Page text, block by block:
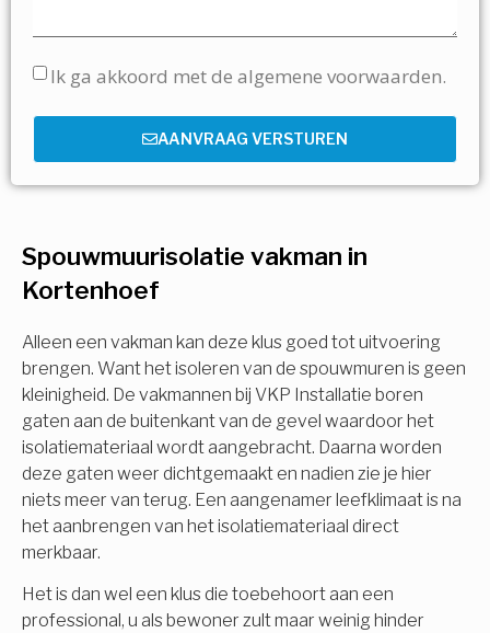
Spouwmuurisolatie vakman in
Kortenhoef
Alleen een vakman kan deze klus goed tot uitvoering
brengen. Want het isoleren van de spouwmuren is geen
kleinigheid. De vakmannen bij VKP Installatie boren
gaten aan de buitenkant van de gevel waardoor het
isolatiemateriaal wordt aangebracht. Daarna worden
deze gaten weer dichtgemaakt en nadien zie je hier
niets meer van terug. Een aangenamer leefklimaat is na
het aanbrengen van het isolatiemateriaal direct
merkbaar.
Het is dan wel een klus die toebehoort aan een
professional, u als bewoner zult maar weinig hinder
Ik ga akkoord met de algemene voorwaarden.
AANVRAAG VERSTUREN